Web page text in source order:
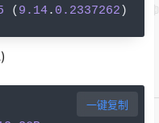
( 9.14. 0.2337262 )
一键复制